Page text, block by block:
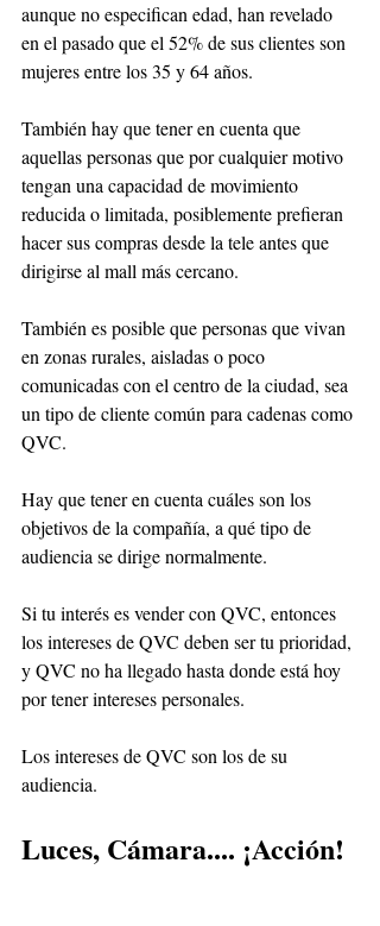
aunque no especifican edad, han revelado
en el pasado que el 52% de sus clientes son
mujeres entre los 35 y 64 años.
También hay que tener en cuenta que
aquellas personas que por cualquier motivo
tengan una capacidad de movimiento
reducida o limitada, posiblemente prefieran
hacer sus compras desde la tele antes que
dirigirse al mall más cercano.
También es posible que personas que vivan
en zonas rurales, aisladas o poco
comunicadas con el centro de la ciudad, sea
un tipo de cliente común para cadenas como
QVC.
Hay que tener en cuenta cuáles son los
objetivos de la compañía, a qué tipo de
audiencia se dirige normalmente.
Si tu interés es vender con QVC, entonces
los intereses de QVC deben ser tu prioridad,
y QVC no ha llegado hasta donde está hoy
por tener intereses personales.
Los intereses de QVC son los de su
audiencia.
Luces, Cámara.... ¡Acción!